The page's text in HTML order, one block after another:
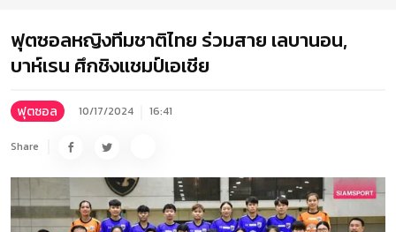
ฟุตซอลหญิงทีมชาติไทย ร่วมสาย เลบานอน,
บาห์เรน ศึกชิงแชมป์เอเชีย
ฟุตซอล 10/17/2024 16:41
Share